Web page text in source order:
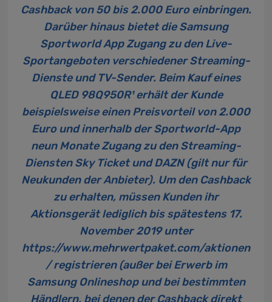
Cashback von 50 bis 2.000 Euro einbringen.
Darüber hinaus bietet die Samsung
Sportworld App Zugang zu den Live-
Sportangeboten verschiedener Streaming-
Dienste und TV-Sender. Beim Kauf eines
QLED 98Q950R¹ erhält der Kunde
beispielsweise einen Preisvorteil von 2.000
Euro und innerhalb der Sportworld-App
neun Monate Zugang zu den Streaming-
Diensten Sky Ticket und DAZN (gilt nur für
Neukunden der Anbieter). Um den Cashback
zu erhalten, müssen Kunden ihr
Aktionsgerät lediglich bis spätestens 17.
November 2019 unter
https://www.mehrwertpaket.com/aktionen
/registrieren (außer bei Erwerb im
Samsung Onlineshop und bei bestimmten
Händlern, bei denen der Cashback direkt